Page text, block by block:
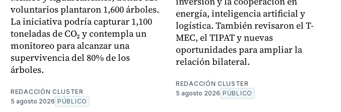
voluntarios plantaron 1,600 árboles.
La iniciativa podría capturar 1,100
toneladas de CO₂ y contempla un
monitoreo para alcanzar una
supervivencia del 80% de los
árboles.
REDACCIÓN CLUSTER
5 agosto 2026 PÚBLICO
energía, inteligencia artificial y
logística. También revisaron el T-
MEC, el TIPAT y nuevas
oportunidades para ampliar la
relación bilateral.
REDACCIÓN CLUSTER
5 agosto 2026 PÚBLICO